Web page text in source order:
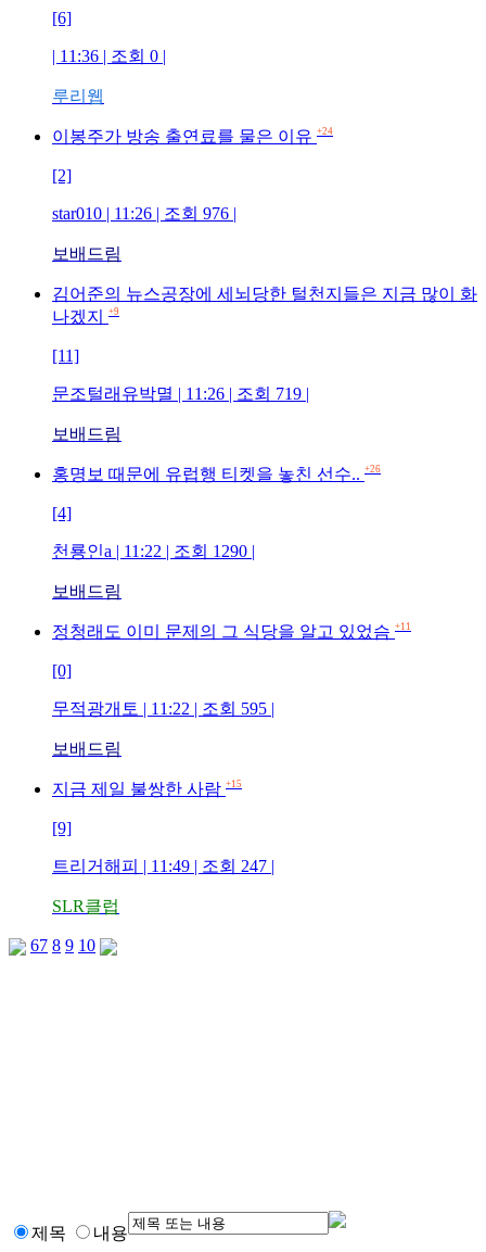
[6]
| 11:36 | 조회 0 |
루리웹
이봉주가 방송 출연료를 물은 이유 +24
[2]
star010 | 11:26 | 조회 976 |
보배드림
김어준의 뉴스공장에 세뇌당한 털천지들은 지금 많이 화
나겠지
+9
[11]
문조털래유박멸 | 11:26 | 조회 719 |
보배드림
홍명보 때문에 유럽행 티켓을 놓친 선수.. +26
[4]
천룡인a | 11:22 | 조회 1290 |
보배드림
정청래도 이미 문제의 그 식당을 알고 있었슴 +11
[0]
무적광개토 | 11:22 | 조회 595 |
보배드림
지금 제일 불쌍한 사람 +15
[9]
트리거해피 | 11:49 | 조회 247 |
SLR클럽
67 8 9 10
제목 내용